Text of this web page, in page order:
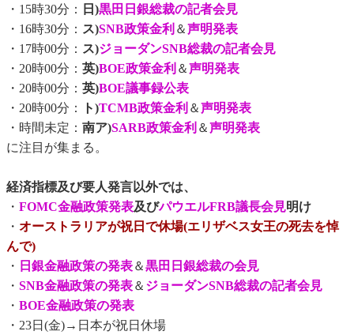
・15時30分：
日)黒田日銀総裁の記者会見
・16時30分： ス)SNB政策金利 ＆声明発表
・17時00分： ス)ジョーダンSNB総裁の記者会見
・20時00分： 英)BOE政策金利 ＆声明発表
・20時00分： 英)BOE議事録公表
・20時00分：
ト)TCMB政策金利 ＆声明発表
・時間未定： 南ア)SARB政策金利 ＆声明発表
に注目が集まる。
経済指標及び要人発言以外では、
・ FOMC金融政策発表及びパウエルFRB議長会見明け
・ オーストラリアが祝日で休場(エリザベス女王の死去を悼
んで)
・ 日銀金融政策の発表＆黒田日銀総裁の会見
・ SNB金融政策の発表＆ ジョーダンSNB総裁の記者会見
・ BOE金融政策の発表
・23日(金)→日本が祝日休場